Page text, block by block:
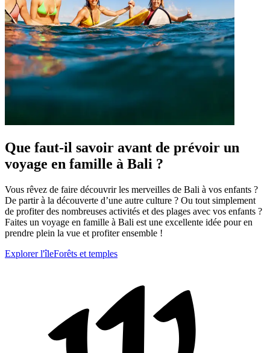
Que faut-il savoir avant de prévoir un
voyage en famille à Bali ?
Vous rêvez de faire découvrir les merveilles de Bali à vos enfants ?
De partir à la découverte d’une autre culture ? Ou tout simplement
de profiter des nombreuses activités et des plages avec vos enfants ?
Faites un voyage en famille à Bali est une excellente idée pour en
prendre plein la vue et profiter ensemble !
Explorer l'îleForêts et temples